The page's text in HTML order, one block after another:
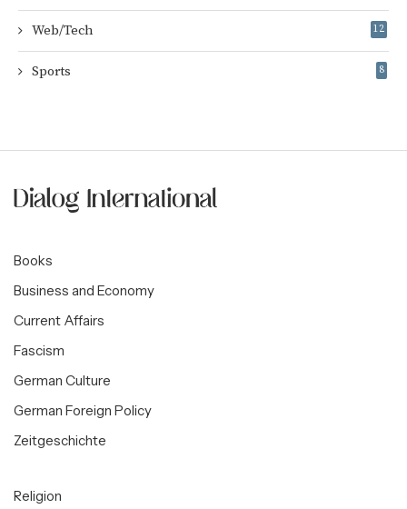
Web/Tech 12
Sports 8
Books
Business and Economy
Current Affairs
Fascism
German Culture
German Foreign Policy
Zeitgeschichte
Religion